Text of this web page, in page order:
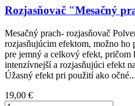
Rozjasňovač "Mesačný
Mesačný prach- rozjasňovač
rozjasňujúcim efektom, možno ho
pre jemný a celkový efekt, pričom
intenzívnejší a rozjasňujúci efekt
Úžasný efekt pri použití ako očné...
Cena
19,00 €